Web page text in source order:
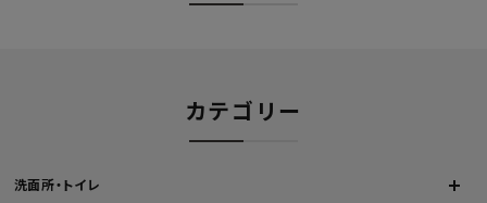
カテゴリー
洗面所・トイレ